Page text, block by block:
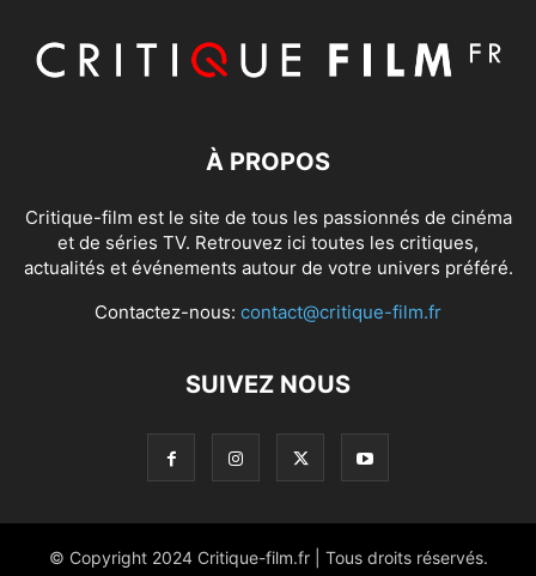
À PROPOS
Critique-film est le site de tous les passionnés de cinéma
et de séries TV. Retrouvez ici toutes les critiques,
actualités et événements autour de votre univers préféré.
Contactez-nous: contact@critique-film.fr
SUIVEZ NOUS
© Copyright 2024 Critique-film.fr | Tous droits réservés.